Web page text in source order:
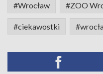
#Wrocław #ZOO
#ciekawostki